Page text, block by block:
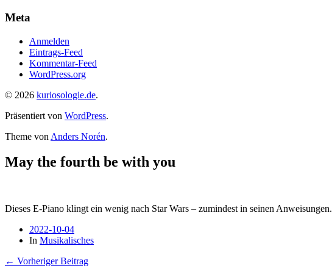
Meta
Anmelden
Eintrags-Feed
Kommentar-Feed
WordPress.org
© 2026 kuriosologie.de.
Präsentiert von WordPress.
Theme von Anders Norén.
May the fourth be with you
Dieses E-Piano klingt ein wenig nach Star Wars – zumindest in seinen Anweisungen.
2022-10-04
In Musikalisches
← Vorheriger Beitrag